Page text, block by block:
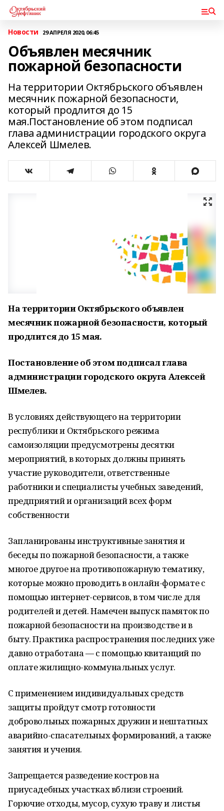
Новости 29 АПРЕЛЯ 2020, 06:45
Объявлен месячник
пожарной безопасности
На территории Октябрьского объявлен
месячник пожарной безопасности,
который продлится до 15
мая.Постановление об этом подписал
глава администрации городского округа
Алексей Шмелев.
На территории Октябрьского объявлен
месячник пожарной безопасности, который
продлится до 15 мая.
Постановление об этом подписал глава
администрации городского округа Алексей
Шмелев.
В условиях действующего на территории
республики и Октябрьского режима
самоизоляции предусмотрены десятки
мероприятий, в которых должны принять
участие руководители, ответственные
работники и специалисты учебных заведений,
предприятий и организаций всех форм
собственности
Запланированы инструктивные занятия и
беседы по пожарной безопасности, а также
многое другое на противопожарную тематику,
которые можно проводить в онлайн-формате с
помощью интернет-сервисов, в том числе для
родителей и детей. Намечен выпуск памяток по
пожарной безопасности на производстве и в
быту. Практика распространения последних уже
давно отработана — с помощью квитанций по
оплате жилищно-коммунальных услуг.
С применением индивидуальных средств
защиты пройдут смотр готовности
добровольных пожарных дружин и нештатных
аварийно-спасательных формирований, а также
занятия и учения.
Запрещается разведение костров на
приусадебных участках вблизи строений.
Горючие отходы, мусор, сухую траву и листья